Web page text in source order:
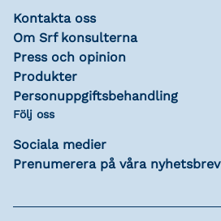
Kontakta oss
Om Srf konsulterna
Press och opinion
Produkter
Personuppgiftsbehandling
Följ oss
Sociala medier
Prenumerera på våra nyhetsbrev